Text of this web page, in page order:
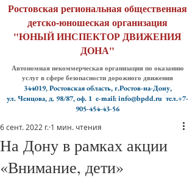
Ростовская региональная общественная
детско-юношеская организация
"ЮНЫЙ ИНСПЕКТОР ДВИЖЕНИЯ
ДОНА"
Автономная некоммерческая организация по оказанию
услуг в сфере безопасности дорожного движения
344019, Ростовская область, г.Ростов-на-Дону,
ул. Ченцова, д. 98/87, оф. 1 e-mail: info@bpdd.ru тел.+7-
905-454-43-56
На Дону в рамках акции
«Внимание, дети»
6 сент. 2022 г. 1 мин. чтения